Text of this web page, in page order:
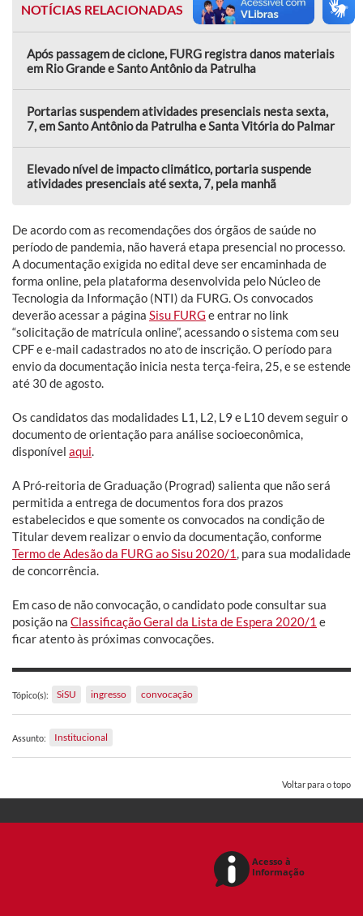
NOTÍCIAS RELACIONADAS
Após passagem de ciclone, FURG registra danos materiais
em Rio Grande e Santo Antônio da Patrulha
Portarias suspendem atividades presenciais nesta sexta,
7, em Santo Antônio da Patrulha e Santa Vitória do Palmar
Elevado nível de impacto climático, portaria suspende
atividades presenciais até sexta, 7, pela manhã
De acordo com as recomendações dos órgãos de saúde no
período de pandemia, não haverá etapa presencial no processo.
A documentação exigida no edital deve ser encaminhada de
forma online, pela plataforma desenvolvida pelo Núcleo de
Tecnologia da Informação (NTI) da FURG. Os convocados
deverão acessar a página Sisu FURG e entrar no link
“solicitação de matrícula online”, acessando o sistema com seu
CPF e e-mail cadastrados no ato de inscrição. O período para
envio da documentação inicia nesta terça-feira, 25, e se estende
até 30 de agosto.
Os candidatos das modalidades L1, L2, L9 e L10 devem seguir o
documento de orientação para análise socioeconômica,
disponível aqui.
A Pró-reitoria de Graduação (Prograd) salienta que não será
permitida a entrega de documentos fora dos prazos
estabelecidos e que somente os convocados na condição de
Titular devem realizar o envio da documentação, conforme
Termo de Adesão da FURG ao Sisu 2020/1, para sua modalidade
de concorrência.
Em caso de não convocação, o candidato pode consultar sua
posição na Classificação Geral da Lista de Espera 2020/1 e
ficar atento às próximas convocações.
Tópico(s): SiSU ingresso convocação
Assunto: Institucional
Voltar para o topo